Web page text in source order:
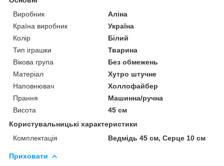
Виробник
Аліна
Країна виробник
Україна
Колір
Білий
Тип іграшки
Тварина
Вікова група
Без обмежень
Матеріал
Хутро штучне
Наповнювач
Холлофайбер
Прання
Машинна/ручна
Висота
45 см
Користувальницькі характеристики
Комплектація
Ведмідь 45 см, Серце 10 см
Приховати